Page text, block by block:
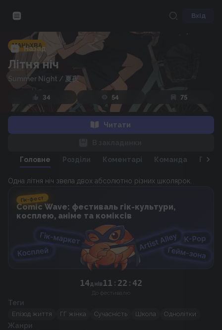
Вхід
Назад
МАНЬХВА
Літня ніч
Summer Night / 夏夜
34 54 75
Читати
Головне Розділи Коментарі Команда
Одна літня ніч звела двох абсолютно різних школярок.
Гік-фест
Comic Wave: фестиваль гік-культури,
косплею, аніме та коміксів
14днів 11 : 22 : 41
До фестивалю
Теги
Епізод життя ГГ жінка Сучасність Школа Однолітки
Жанри